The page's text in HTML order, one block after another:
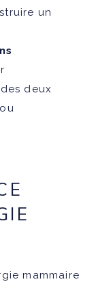
un
deux
mammaire